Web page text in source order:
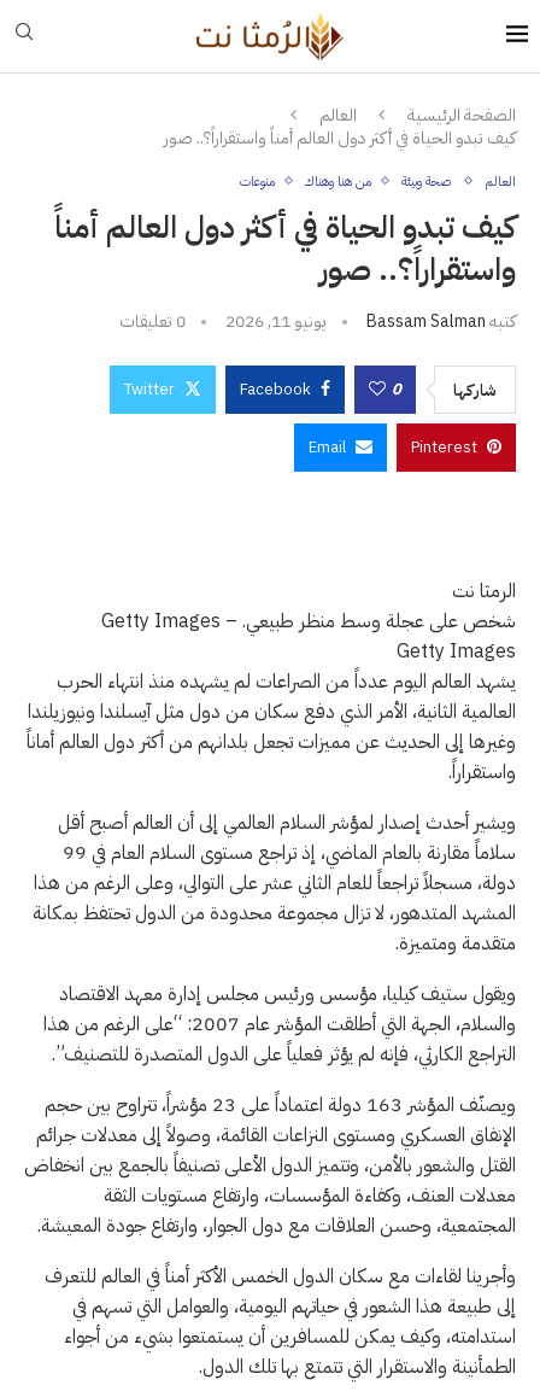
الصفحة الرئيسية
العالم
كيف تبدو الحياة في أكثر دول العالم أمناً واستقراراً؟.. صور
العالم صحة وبيئة من هنا وهناك منوعات
كيف تبدو الحياة في أكثر دول العالم أمناً
واستقراراً؟.. صور
كتبهBassam Salman يونيو 11, 2026 0 تعليقات
شاركها 0
Facebook
Twitter
Pinterest
Email
الرمثا نت
شخص على عجلة وسط منظر طبيعي. – Getty Images
في
وقت
يشهد
فيه
العالم
غير
مسبوق
في
الصراعات
منذ
نهاية
الحرب
العالمية
الثانية،
تبرز
دول
في
العالم
تتمتع
مستويات
الأمن
والاستقرار،
فكيف
Getty Images
يشهد العالم اليوم عدداً من الصراعات لم يشهده منذ انتهاء الحرب
العالمية الثانية، الأمر الذي دفع سكان من دول مثل آيسلندا ونيوزيلندا
وغيرها إلى الحديث عن مميزات تجعل بلدانهم من أكثر دول العالم أماناً
واستقراراً.
ويشير أحدث إصدار لمؤشر السلام العالمي إلى أن العالم أصبح أقل
سلاماً مقارنة بالعام الماضي، إذ تراجع مستوى السلام العام في 99
دولة، مسجلاً تراجعاً للعام الثاني عشر على التوالي، وعلى الرغم من هذا
المشهد المتدهور، لا تزال مجموعة محدودة من الدول تحتفظ بمكانة
متقدمة ومتميزة.
ويقول ستيف كيليا، مؤسس ورئيس مجلس إدارة معهد الاقتصاد
والسلام، الجهة التي أطلقت المؤشر عام 2007: “على الرغم من هذا
التراجع الكارثي، فإنه لم يؤثر فعلياً على الدول المتصدرة للتصنيف”.
ويصنّف المؤشر 163 دولة اعتماداً على 23 مؤشراً، تتراوح بين حجم
الإنفاق العسكري ومستوى النزاعات القائمة، وصولاً إلى معدلات جرائم
القتل والشعور بالأمن، وتتميز الدول الأعلى تصنيفاً بالجمع بين انخفاض
معدلات العنف، وكفاءة المؤسسات، وارتفاع مستويات الثقة
المجتمعية، وحسن العلاقات مع دول الجوار، وارتفاع جودة المعيشة.
وأجرينا لقاءات مع سكان الدول الخمس الأكثر أمناً في العالم للتعرف
إلى طبيعة هذا الشعور في حياتهم اليومية، والعوامل التي تسهم في
استدامته، وكيف يمكن للمسافرين أن يستمتعوا بشيء من أجواء
الطمأنينة والاستقرار التي تتمتع بها تلك الدول.